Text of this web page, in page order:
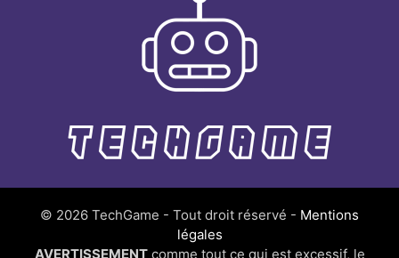
© 2026 TechGame - Tout droit réservé - Mentions
légales
AVERTISSEMENTcomme tout ce qui est excessif, le